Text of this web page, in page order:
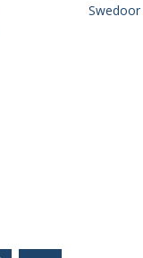
Swedoor